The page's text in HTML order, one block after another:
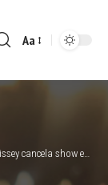
Font
Aa
show en España por estado catatónico: repercusiones y contexto